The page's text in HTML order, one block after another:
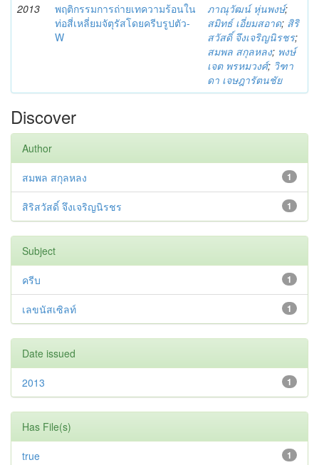
2013
พฤติกรรมการถ่ายเทความร้อนใน
ท่อสี่เหลี่ยมจัตุรัสโดยครีบรูปตัว-
W
ภาณุวัฒน์ หุ่นพงษ์;
สมิทธ์ เอี่ยมสอาด; สิริ
สวัสดิ์ จึงเจริญนิรชร;
สมพล สกุลหลง; พงษ์
เจต พรหมวงศ์; วิฑา
ดา เจษฎารัตนชัย
Discover
Author
1
สมพล สกุลหลง
1
สิริสวัสดิ์ จึงเจริญนิรชร
Subject
1
ครีบ
1
เลขนัสเซิลท์
Date issued
1
2013
Has File(s)
1
true